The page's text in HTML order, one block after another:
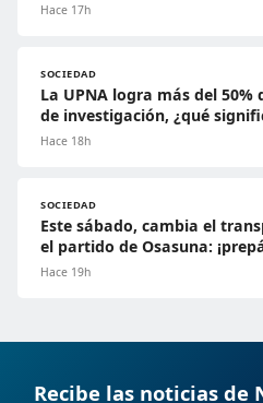
Hace 17h
SOCIEDAD
La UPNA logra más del
de investigación, ¿qué
Hace 18h
SOCIEDAD
Este sábado, cambia el
el partido de Osasuna:
Hace 19h
Recibe las noticias de